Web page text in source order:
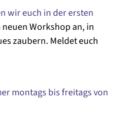
wir euch in der ersten
neuen Workshop an, in
zaubern. Meldet euch
montags bis freitags von